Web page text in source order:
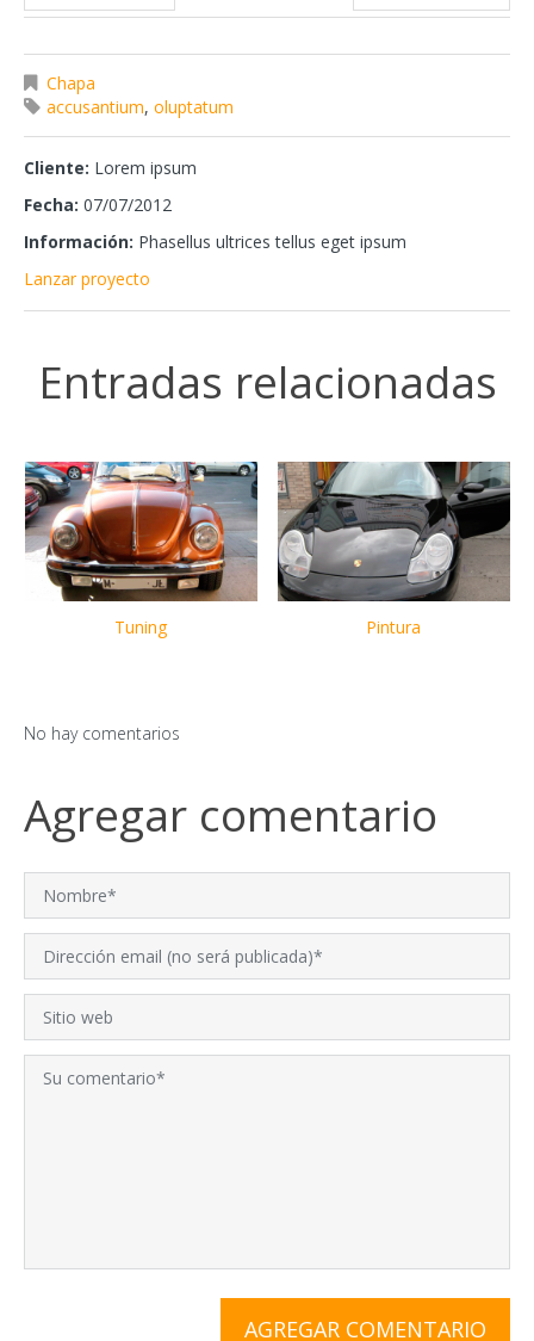
Chapa
accusantium, oluptatum
Cliente: Lorem ipsum
Fecha: 07/07/2012
Información: Phasellus ultrices tellus eget ipsum
Lanzar proyecto
Entradas relacionadas
Tuning Pintura
No hay comentarios
Agregar comentario